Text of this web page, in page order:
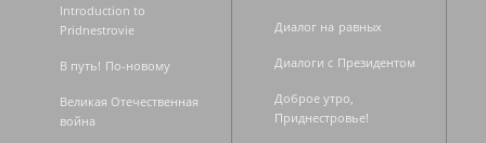
Introduction to
Pridnestrovie
В путь! По-новому
Великая Отечественная
война
Диалог на равных
Диалоги с Президентом
Доброе утро,
Приднестровье!